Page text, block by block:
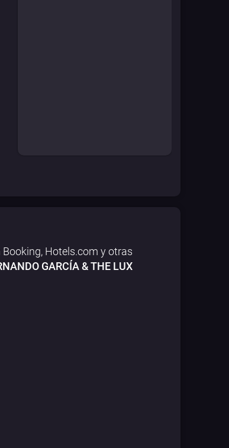
Hotels.com y otras
GARCÍA & THE LUX